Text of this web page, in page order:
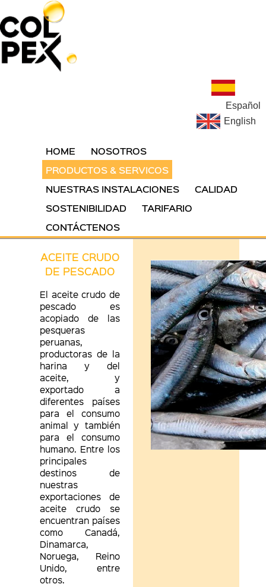
Español
English
HOME
NOSOTROS
PRODUCTOS & SERVICOS
NUESTRAS INSTALACIONES
CALIDAD
SOSTENIBILIDAD
TARIFARIO
CONTÁCTENOS
ACEITE CRUDO
DE PESCADO
El aceite crudo de
pescado es
acopiado de las
pesqueras
peruanas,
productoras de la
harina y del
aceite, y
exportado a
diferentes países
para el consumo
animal y también
para el consumo
humano. Entre los
principales
destinos de
nuestras
exportaciones de
aceite crudo se
encuentran países
como Canadá,
Dinamarca,
Noruega, Reino
Unido, entre
otros.